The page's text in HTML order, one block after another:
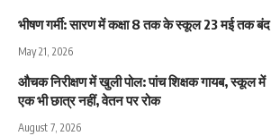
भीषण गर्मी: सारण में कक्षा 8 तक के स्कूल 23 मई तक बंद
May 21, 2026
औचक निरीक्षण में खुली पोल: पांच शिक्षक गायब, स्कूल में
एक भी छात्र नहीं, वेतन पर रोक
August 7, 2026